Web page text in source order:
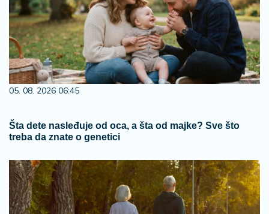
05. 08. 2026 06:45
Šta dete nasleđuje od oca, a šta od majke? Sve što
treba da znate o genetici